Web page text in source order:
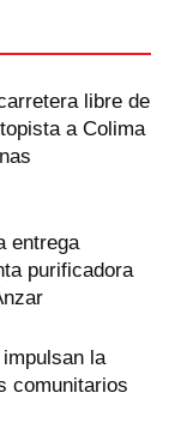
libre de
a Colima
entrega
purificadora
la
comunitarios